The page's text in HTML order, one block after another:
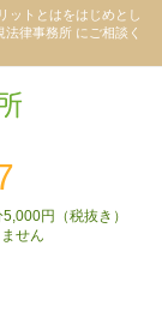
ットとはをはじめとし
律事務所 にご相談く
円（税抜き）
せん